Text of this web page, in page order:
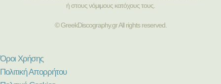
ή στους νόμιμους κατόχους τους.
© GreekDiscography.gr All rights reserved.
Όροι Χρήσης
Πολιτική Απορρήτου